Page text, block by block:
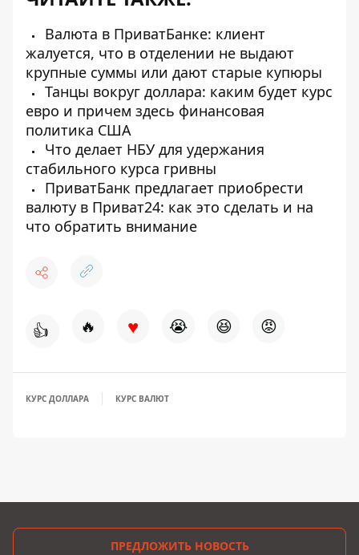
Валюта в ПриватБанке: клиент
жалуется, что в отделении не выдают
крупные суммы или дают старые купюры
Танцы вокруг доллара: каким будет курс
евро и причем здесь финансовая
политика США
Что делает НБУ для удержания
стабильного курса гривны
ПриватБанк предлагает приобрести
валюту в Приват24: как это сделать и на
что обратить внимание
👍 🔥 ♥ 😭 😆 😡
КУРС ДОЛЛАРА КУРС ВАЛЮТ
ПРЕДЛОЖИТЬ НОВОСТЬ